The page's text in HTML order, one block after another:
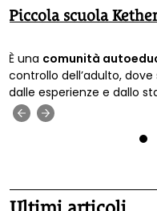
Piccola scuola
È una comunità
controllo dell’adulto,
dalle esperienze e dallo
scuola libertaria Kether